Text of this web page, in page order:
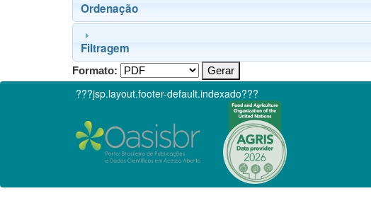
Ordenação
Filtragem
Formato:
???jsp.layout.footer-default.indexado???